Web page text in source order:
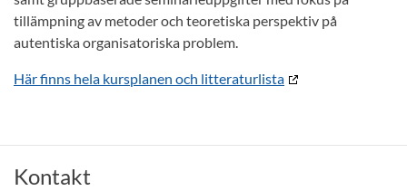
tillämpning av metoder och teoretiska perspektiv på
autentiska organisatoriska problem.
Här finns hela kursplanen och litteraturlista
Kontakt